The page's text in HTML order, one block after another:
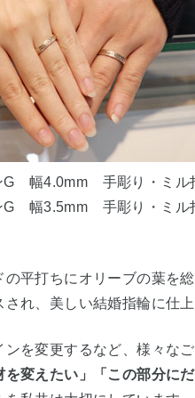
幅4.0mm 手彫り・ミル
幅3.5mm 手彫り・ミル
の平打ちにオリーブの葉を
れ、美しい結婚指輪に仕上
を変更するなど、様々な
を変えたい」「この部分に